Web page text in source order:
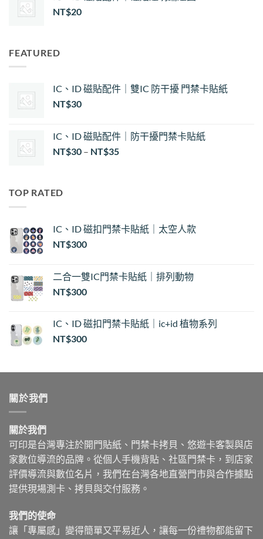
NT$20
FEATURED
IC、ID 磁貼配件｜雙IC 防干擾 門禁卡貼紙
NT$30
IC、ID 磁貼配件｜防干擾門禁卡貼紙
NT$30 – NT$35價
NT$35
TOP RATED
IC、ID 磁扣門禁卡貼紙｜太空人款
NT$300
二合一雙IC門禁卡貼紙｜排列動物
NT$300
IC、ID 磁扣門禁卡貼紙｜ic+id 植物系列
NT$300
關於我們
關於我們
可印是台灣專注於開門貼紙、門禁卡拷貝、悠遊卡客製與店
家數位導流的品牌。從個人手機背貼、社區門禁卡，到店家
評價導流與數位名片，我們在台灣各地直營門市與合作據點
提供現場測卡、拷貝與交付服務。
我們的使命
讓「專屬感」變得簡單又平易近人，讓每一份禮物都能留下